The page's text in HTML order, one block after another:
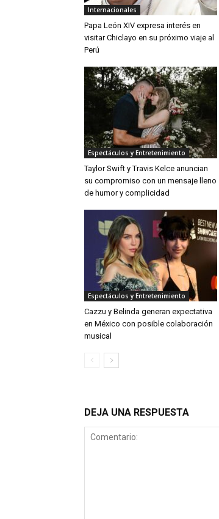
Internacionales
Papa León XIV expresa interés en
visitar Chiclayo en su próximo viaje al
Perú
Espectáculos y Entretenimiento
Taylor Swift y Travis Kelce anuncian
su compromiso con un mensaje lleno
de humor y complicidad
Espectáculos y Entretenimiento
Cazzu y Belinda generan expectativa
en México con posible colaboración
musical
DEJA UNA RESPUESTA